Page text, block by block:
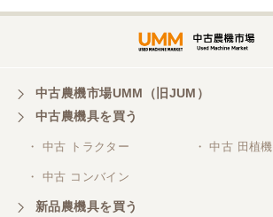
中古農機市場UMM（旧JUM）
中古農機具を買う
・ 中古 トラクター ・ 中古 田植機
・ 中古 コンバイン
新品農機具を買う